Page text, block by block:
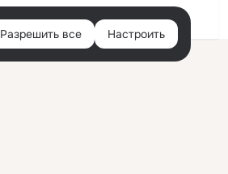
Войти
Разрешить все Настроить